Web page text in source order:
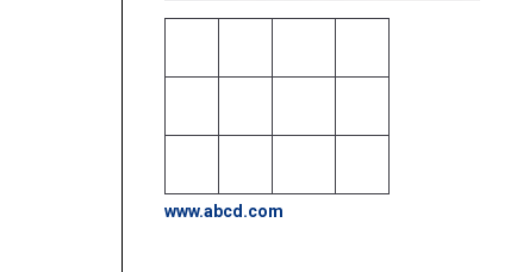
www.abcd.com